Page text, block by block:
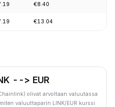
€8.40
€13.04
--> EUR
olivat arvoltaan valuutassa
valuuttaparin LINK/EUR kurssi